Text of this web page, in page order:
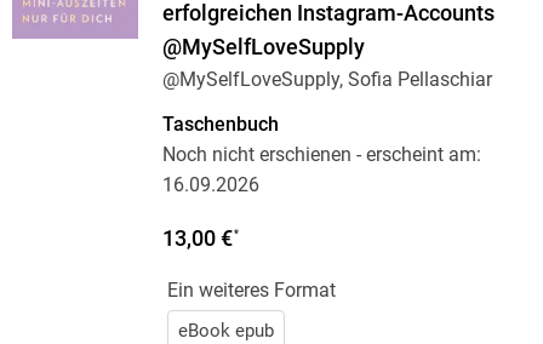
erfolgreichen Instagram-Accounts
@MySelfLoveSupply
@MySelfLoveSupply, Sofia Pellaschiar
Taschenbuch
Noch nicht erschienen - erscheint am:
16.09.2026
13,00 €*
Ein weiteres Format
eBook epub